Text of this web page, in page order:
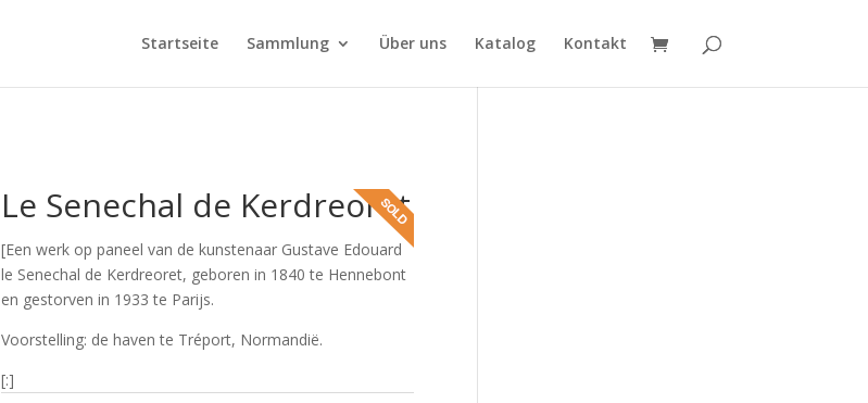
Startseite Sammlung Über uns Katalog Kontakt
Le Senechal de Kerdreoret
[Een werk op paneel van de kunstenaar Gustave Edouard
le Senechal de Kerdreoret, geboren in 1840 te Hennebont
en gestorven in 1933 te Parijs.
Voorstelling: de haven te Tréport, Normandië.
[:]